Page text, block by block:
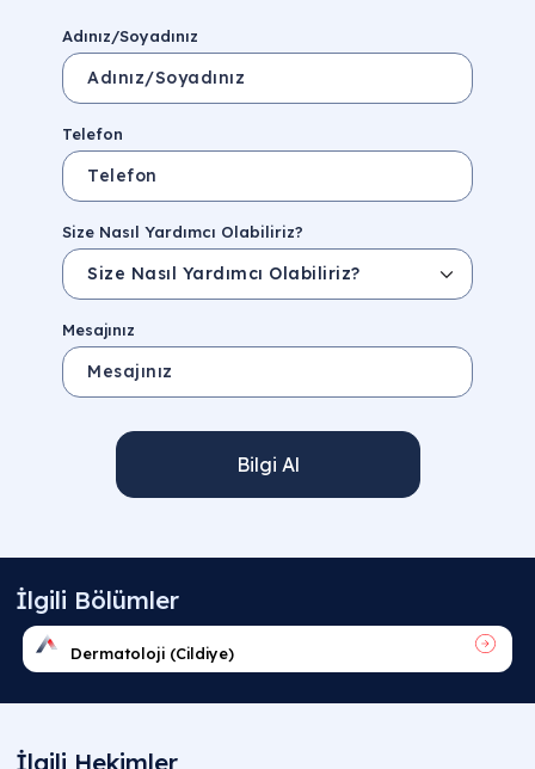
Adınız/Soyadınız
Telefon
Size Nasıl Yardımcı Olabiliriz?
Mesajınız
Bilgi Al